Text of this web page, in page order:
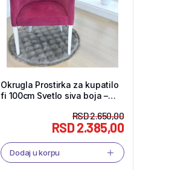
Okrugla Prostirka za kupatilo
fi 100cm Svetlo siva boja –
RSD2.650,00
RSD2.385,00
Dodaj u korpu